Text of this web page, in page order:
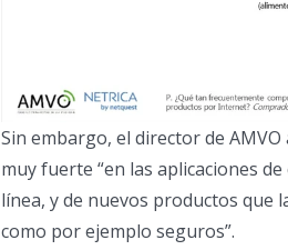
Sin embargo, el director de
muy fuerte “en las aplicaciones
línea, y de nuevos productos
como por ejemplo seguros”.